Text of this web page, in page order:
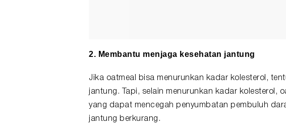
2. Membantu menjaga kesehatan jantung
Jika oatmeal bisa menurunkan kadar kolesterol,
jantung. Tapi, selain menurunkan kadar kolesterol,
yang dapat mencegah penyumbatan pembuluh
jantung berkurang.